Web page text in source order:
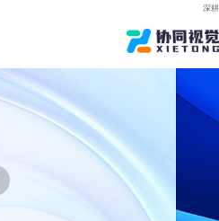
深